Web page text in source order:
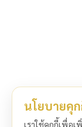
นโยบายคุ
เราใช้คุกกี้เพื่อ